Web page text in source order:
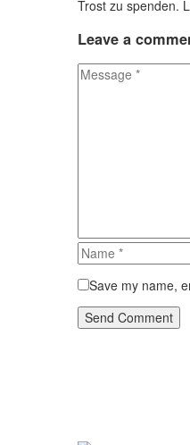
Trost zu spenden.
Leave a
Save my name,
Send Comment